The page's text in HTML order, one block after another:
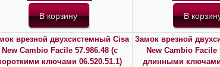
врезной двухсистемный Cisa
New Cambio Facile 57.986.48 (с
ключами 06.520.51.1)
Замок врезной
New Cambio Facile
длинными ключами